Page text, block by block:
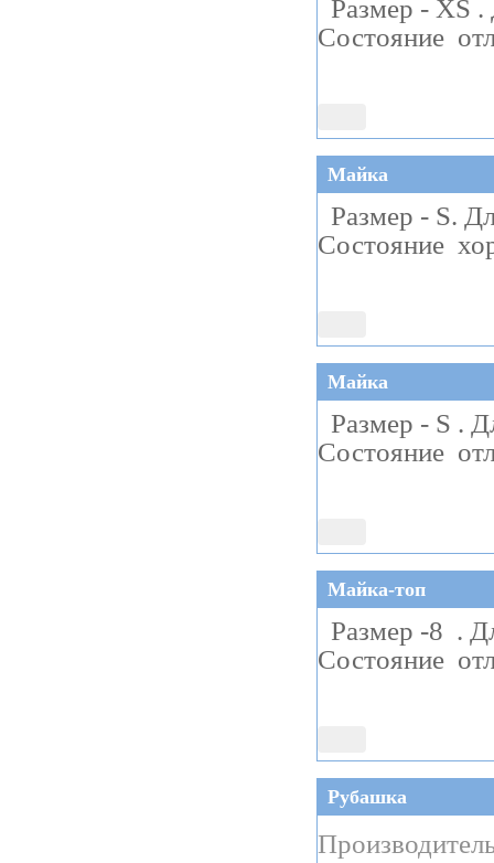
Размер - XS .
Состояние
Майка
Размер - S.
Состояние
Майка
Размер - S .
Состояние
Майка-топ
Размер -8 .
Состояние
Рубашка